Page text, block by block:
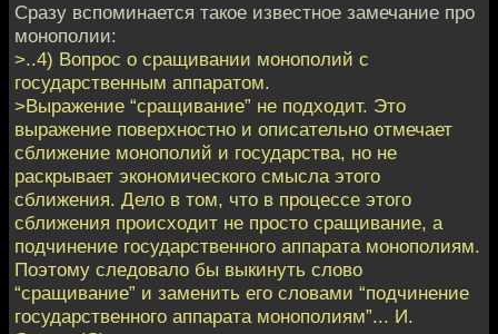
Сразу вспоминается такое известное замечание про
монополии:
>..4) Вопрос о сращивании монополий с
государственным аппаратом.
>Выражение “сращивание” не подходит. Это
выражение поверхностно и описательно отмечает
сближение монополий и государства, но не
раскрывает экономического смысла этого
сближения. Дело в том, что в процессе этого
сближения происходит не просто сращивание, а
подчинение государственного аппарата монополиям.
Поэтому следовало бы выкинуть слово
“сращивание” и заменить его словами “подчинение
государственного аппарата монополиям”... И.